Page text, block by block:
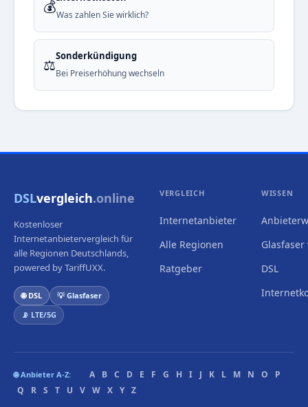
💰Was zahlen Sie wirklich?
⚖️Sonderkündigung
Bei Preiserhöhung wechseln
DSLvergleich.online
Kostenloser
Internetanbietervergleich für
alle Regionen Deutschlands,
powered by TariffUXX.
🌐 DSL
💡 Glasfaser
📡 LTE/5G
VERGLEICH
Internetanbieter
Alle Regionen
Ratgeber
WISSEN
Glasfaser
DSL
🌐 Anbieter A-Z: A B C D E F G H I J K L M N O
P
Q
R S T U V W X Y Z